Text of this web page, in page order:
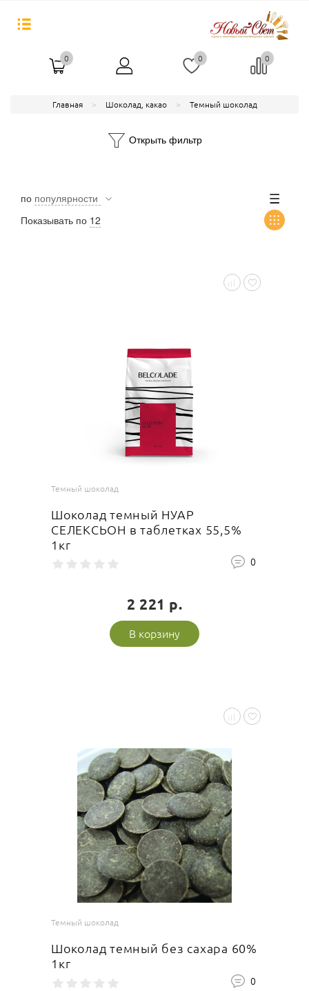
0 0 0
Главная Шоколад, какао Темный шоколад
Открыть фильтр
по популярности
Показывать по 12
Темный шоколад
Шоколад темный НУАР
СЕЛЕКСЬОН в таблетках 55,5%
1кг
0
2 221 р.
В корзину
Темный шоколад
Шоколад темный без сахара 60%
1кг
0